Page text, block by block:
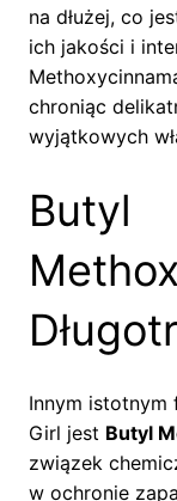
na dłużej, co
ich jakości i
chroniąc
wyjątkowych
Butyl
Innym istotnym
Girl jest Butyl
związek
w ochronie